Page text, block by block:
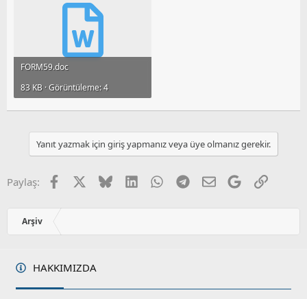
FORM59.doc
83 KB · Görüntüleme: 4
Yanıt yazmak için giriş yapmanız veya üye olmanız gerekir.
Paylaş: Facebook BlueskyLinkedInWhatsApp
Telegram
E-postaGoogleLink
Arşiv
HAKKIMIZDA